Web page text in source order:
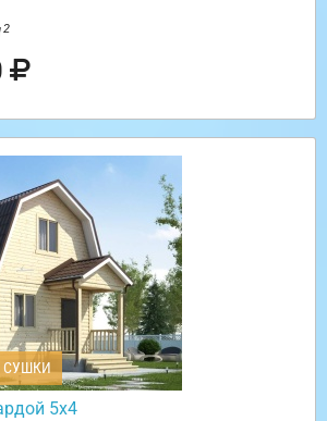
2
СУШКИ
5х4